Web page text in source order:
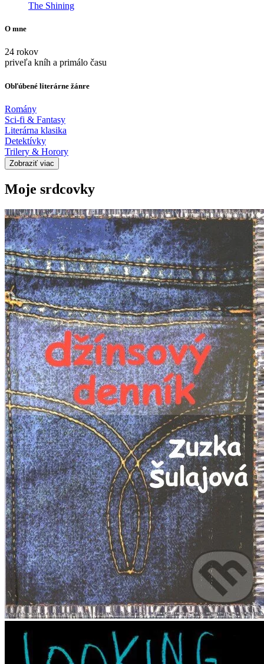
The Shining
O mne
24 rokov
priveľa kníh a primálo času
Obľúbené literárne žánre
Romány
Sci-fi & Fantasy
Literárna klasika
Detektívky
Trilery & Horory
Zobraziť viac
Moje srdcovky